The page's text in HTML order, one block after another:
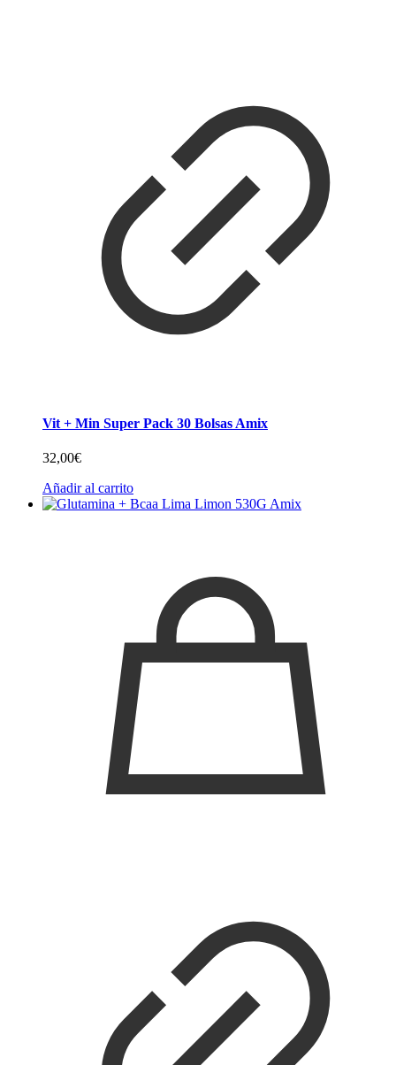
Vit + Min Super Pack 30 Bolsas Amix
32,00€
Añadir al carrito